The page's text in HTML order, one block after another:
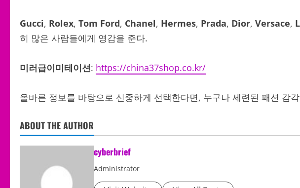
Gucci, Rolex, Tom Ford, Chanel, Hermes, Prada, Dior, Versace,
히 많은 사람들에게 영감을 준다.
미러급이미테이션: https://china37shop.co.kr/
올바른 정보를 바탕으로 신중하게 선택한다면, 누구나 세련된 패션 감
ABOUT THE AUTHOR
cyberbrief
Administrator